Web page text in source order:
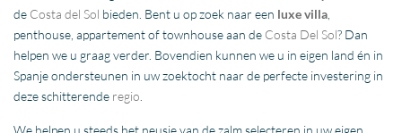
de Costa del Sol bieden. Bent u op zoek naar een luxe villa
penthouse, appartement of townhouse aan de Costa Del Sol? Dan
helpen we u graag verder. Bovendien kunnen we u in eigen land én in
Spanje ondersteunen in uw zoektocht naar de perfecte investering in
deze schitterende regio
We helpen u steeds het neusje van de zalm selecteren in uw eigen,